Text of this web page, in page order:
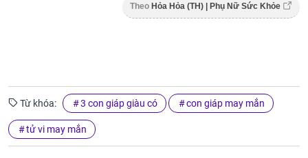
Theo Hỏa Hỏa (TH) | Phụ Nữ Sức Khỏe
Từ khóa: 3 con giáp giàu có con giáp may mắn
tử vi may mắn